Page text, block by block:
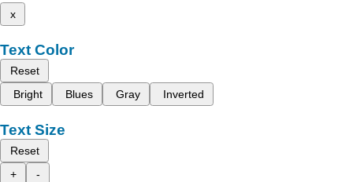
x
Text Color
Reset
Bright
Blues Gray Inverted
Text Size
Reset
+
-